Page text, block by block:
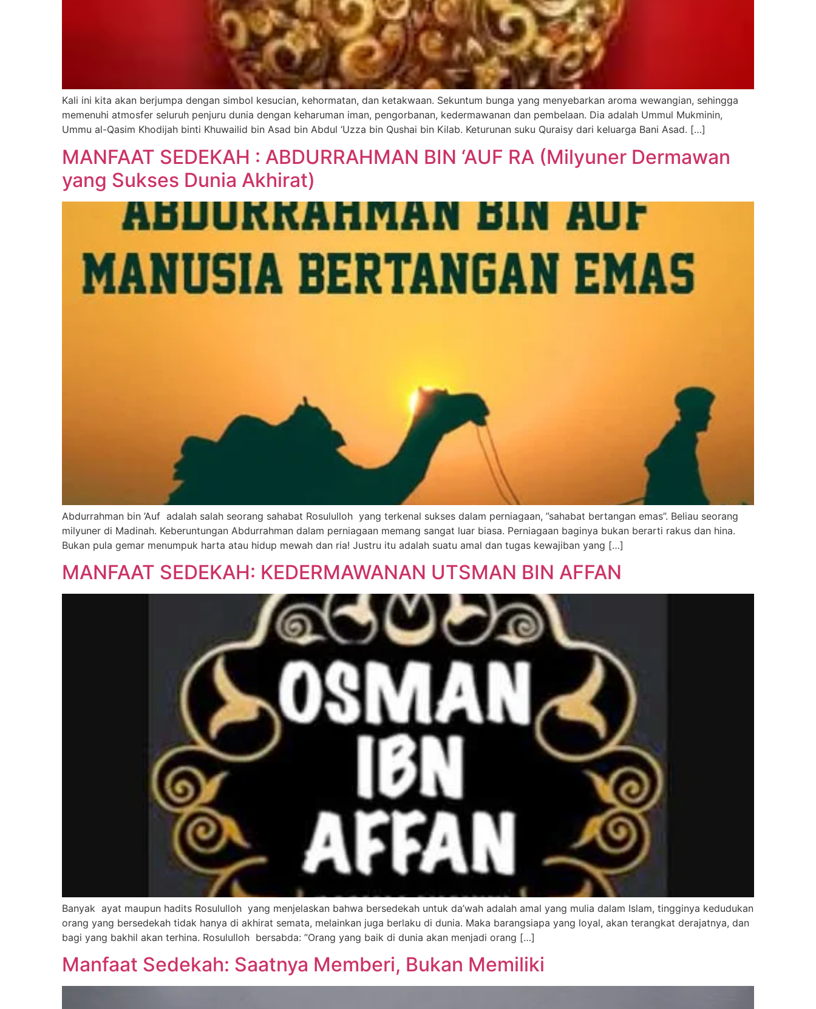
Kali ini kita akan berjumpa dengan simbol kesucian, kehormatan, dan ketakwaan. Sekuntum bunga yang menyebarkan aroma wewangian, sehingga
memenuhi atmosfer seluruh penjuru dunia dengan keharuman iman, pengorbanan, kedermawanan dan pembelaan. Dia adalah Ummul Mukminin,
Ummu al-Qasim Khodijah binti Khuwailid bin Asad bin Abdul ‘Uzza bin Qushai bin Kilab. Keturunan suku Quraisy dari keluarga Bani Asad. […]
MANFAAT SEDEKAH : ABDURRAHMAN BIN ‘AUF RA (Milyuner Dermawan
yang Sukses Dunia Akhirat)
Abdurrahman bin ’Auf adalah salah seorang sahabat Rosululloh yang terkenal sukses dalam perniagaan, ”sahabat bertangan emas”. Beliau seorang
milyuner di Madinah. Keberuntungan Abdurrahman dalam perniagaan memang sangat luar biasa. Perniagaan baginya bukan berarti rakus dan hina.
Bukan pula gemar menumpuk harta atau hidup mewah dan ria! Justru itu adalah suatu amal dan tugas kewajiban yang […]
MANFAAT SEDEKAH: KEDERMAWANAN UTSMAN BIN AFFAN
Banyak ayat maupun hadits Rosululloh yang menjelaskan bahwa bersedekah untuk da’wah adalah amal yang mulia dalam Islam, tingginya kedudukan
orang yang bersedekah tidak hanya di akhirat semata, melainkan juga berlaku di dunia. Maka barangsiapa yang loyal, akan terangkat derajatnya, dan
bagi yang bakhil akan terhina. Rosululloh bersabda: ”Orang yang baik di dunia akan menjadi orang […]
Manfaat Sedekah: Saatnya Memberi, Bukan Memiliki